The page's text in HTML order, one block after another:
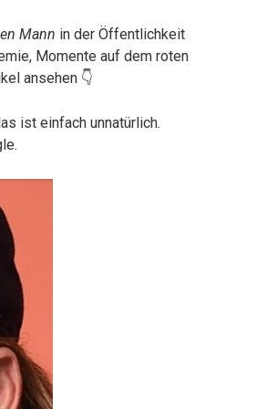
Mann in der Öffentlichkeit
Momente auf dem roten
ansehen 👇
ist einfach unnatürlich.